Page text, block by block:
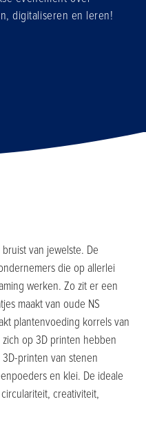
digitaliseren en leren!
van jewelste. De
die op allerlei
werken. Zo zit er een
maakt van oude NS
plantenvoeding korrels van
op 3D printen hebben
printen van stenen
en klei. De ideale
creativiteit,